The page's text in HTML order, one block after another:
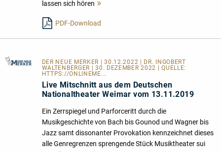
lassen sich hören
PDF-Download
DER NEUE MERKER | 30.12.2022 | DR. INGOBERT
WALTENBERGER | 30. DEZEMBER 2022 | QUELLE:
HTTPS://ONLINEME...
Live Mitschnitt aus dem Deutschen
Nationaltheater Weimar vom 13.11.2019
Ein Zerrspiegel und Parforceritt durch die
Musikgeschichte von Bach bis Gounod und Wagner bis
Jazz samt dissonanter Provokation kennzeichnet dieses
alle Genregrenzen sprengende Stück Musiktheater sui